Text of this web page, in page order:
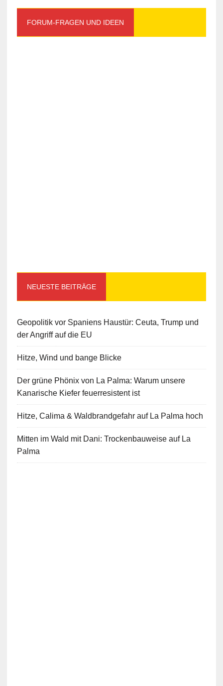
FORUM-FRAGEN UND IDEEN
NEUESTE BEITRÄGE
Geopolitik vor Spaniens Haustür: Ceuta, Trump und
der Angriff auf die EU
Hitze, Wind und bange Blicke
Der grüne Phönix von La Palma: Warum unsere
Kanarische Kiefer feuerresistent ist
Hitze, Calima & Waldbrandgefahr auf La Palma hoch
Mitten im Wald mit Dani: Trockenbauweise auf La
Palma